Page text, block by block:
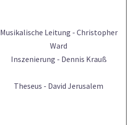
Musikalische Leitung - Christopher
Ward
Inszenierung - Dennis Krauß
Theseus - David Jerusalem